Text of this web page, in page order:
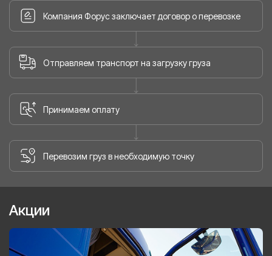
Компания Форус заключает договор о перевозке
Отправляем транспорт на загрузку груза
Принимаем оплату
Перевозим груз в необходимую точку
Акции